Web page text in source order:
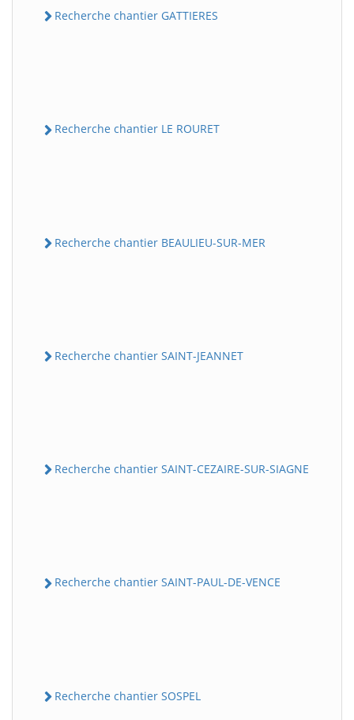
Recherche chantier GATTIERES
Recherche chantier LE ROURET
Recherche chantier BEAULIEU-SUR-MER
Recherche chantier SAINT-JEANNET
Recherche chantier SAINT-CEZAIRE-SUR-SIAGNE
Recherche chantier SAINT-PAUL-DE-VENCE
Recherche chantier SOSPEL